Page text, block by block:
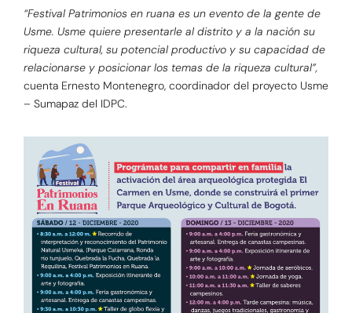
“Festival Patrimonios en ruana es un evento de la gente de
Usme. Usme quiere presentarle al distrito y a la nación su
riqueza cultural, su potencial productivo y su capacidad de
relacionarse y posicionar los temas de la riqueza cultural”,
cuenta Ernesto Montenegro, coordinador del proyecto Usme
– Sumapaz del IDPC.